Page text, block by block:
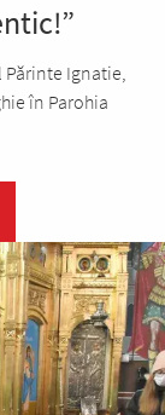
Ignatie,
în Parohia